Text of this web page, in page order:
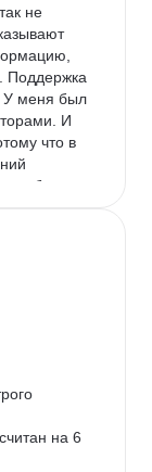
не
Поддержка
У меня был
И
что в
в
на
теории
на 6